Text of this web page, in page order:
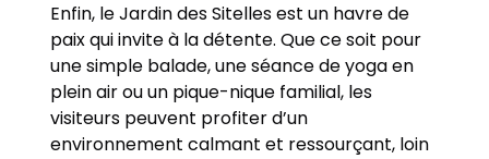
Enfin, le Jardin des Sitelles est un havre de
paix qui invite à la détente. Que ce soit pour
une simple balade, une séance de yoga en
plein air ou un pique-nique familial, les
visiteurs peuvent profiter d’un
environnement calmant et ressourçant, loin